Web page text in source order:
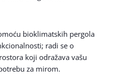
bioklimatskih pergola
radi se o
koji odražava vašu
za mirom.